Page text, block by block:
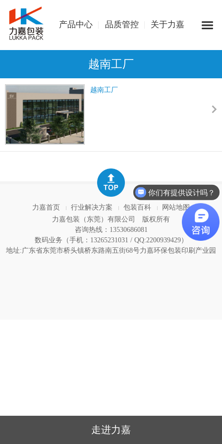
产品中心 品质管控 关于力嘉
越南工厂
越南工厂
走进力嘉
力嘉首页 行业解决方案 包装百科
网站地图
力嘉包装（东莞）有限公司
版权所有
咨询热线：13530686081
数码业务（手机：13265231031 / QQ:2200939429）
地址:广东省东莞市桥头镇桥东路南五街68号力嘉环保包装印刷产业园
你们有提供设计吗？